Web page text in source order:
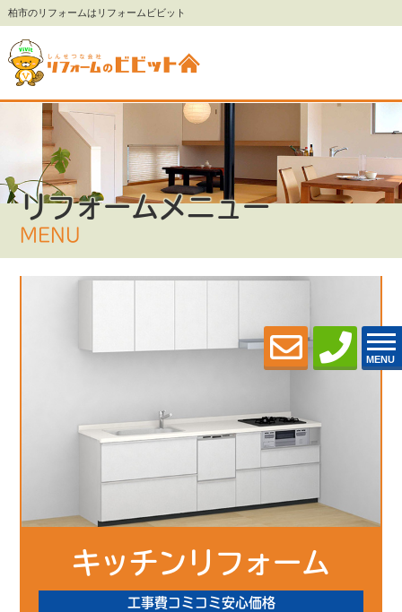
柏市のリフォームはリフォームビビット
MENU
リフォームメニュー
MENU
キッチンリフォーム
工事費コミコミ安心価格